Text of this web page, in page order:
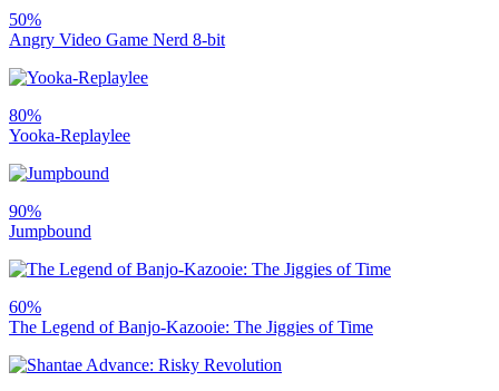
50%
Angry Video Game Nerd 8-bit
80%
Yooka-Replaylee
90%
Jumpbound
60%
The Legend of Banjo-Kazooie: The Jiggies of Time